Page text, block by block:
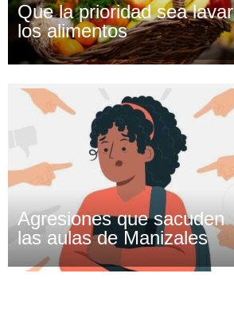
Que la prioridad sea lavar
los alimentos
Agresiones que sacuden
las aulas de Manizales